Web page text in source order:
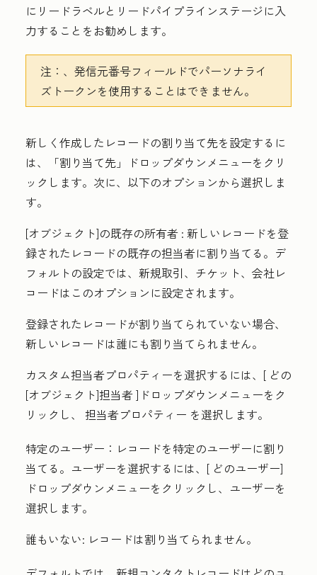
に リードラベルと リードパイプラインステージに入
力することをお勧めします。
注： 、発信元番号フィールドでパーソナライ
ズトークンを使用することはできません。
新しく作成したレコードの割り当て先を設定するに
は、
「割り当て先」
ドロップダウンメニューをクリ
ックします。次に、以下のオプションから選択しま
す。
[オブジェクト]の既存の所有者 : 新しいレコードを登
録されたレコードの既存の担当者に割り当てる。デ
フォルトの設定では、新規取引、チケット、会社レ
コードはこのオプションに設定されます。
登録されたレコードが割り当てられていない場合、
新しいレコードは誰にも割り当てられません。
カスタム担当者プロパティーを選択するには、[ どの
[オブジェクト]担当者]ドロップダウンメニューをク
リックし、 担当者プロパティー を選択します。
特定のユーザー： レコードを特定のユーザーに割り
当てる。ユーザーを選択するには、[ どのユーザー]
ドロップダウンメニューをクリックし、 ユーザーを
選択します。
誰もいない: レコードは割り当てられません。